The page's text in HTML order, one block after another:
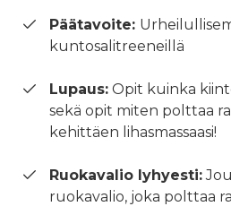
Päätavoite:
kuntosalitreeneillä
Lupaus: Opit kuinka
sekä opit miten polttaa
kehittäen lihasmassaasi!
Ruokavalio lyhyesti:
ruokavalio, joka polttaa